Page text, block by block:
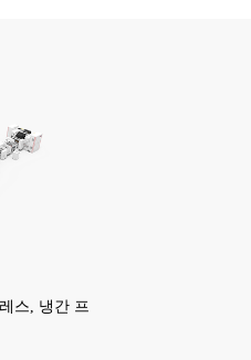
스, 냉간 프